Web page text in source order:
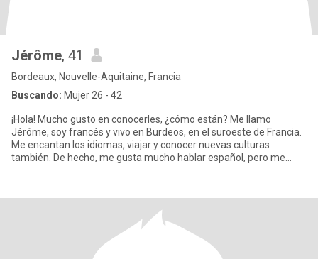
Jérôme, 41
Bordeaux, Nouvelle-Aquitaine, Francia
Buscando: Mujer 26 - 42
¡Hola! Mucho gusto en conocerles, ¿cómo están? Me llamo
Jérôme, soy francés y vivo en Burdeos, en el suroeste de Francia.
Me encantan los idiomas, viajar y conocer nuevas culturas
también. De hecho, me gusta mucho hablar español, pero me